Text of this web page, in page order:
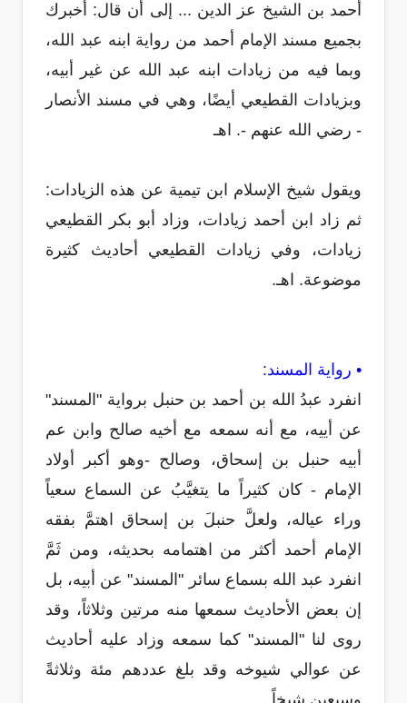
أحمد بن الشيخ عز الدين ... إلى أن قال: أخبرك
بجميع مسند الإمام أحمد من رواية ابنه عبد الله،
وبما فيه من زيادات ابنه عبد الله عن غير أبيه،
وبزيادات القطيعي أيضًا، وهي في مسند الأنصار
- رضي الله عنهم -. اهـ
ويقول شيخ الإسلام ابن تيمية عن هذه الزيادات:
ثم زاد ابن أحمد زيادات، وزاد أبو بكر القطيعي
زيادات، وفي زيادات القطيعي أحاديث كثيرة
موضوعة. اهـ.
• رواية المسند:
انفرد عبدُ الله بن أحمد بن حنبل برواية "المسند"
عن أييه، مع أنه سمعه مع أخيه صالح وابن عم
أبيه حنبل بن إسحاق، وصالح -وهو أكبر أولاد
الإمام - كان كثيراً ما يتغيَّبُ عن السماع سعياً
وراء عياله، ولعلَّ حنبلَ بن إسحاق اهتمَّ بفقه
الإمام أحمد أكثر من اهتمامه بحديثه، ومن ثَمَّ
انفرد عبد الله بسماع سائر "المسند" عن أبيه، بل
إن بعض الأحاديث سمعها منه مرتين وثلاثاً، وقد
روى لنا "المسند" كما سمعه وزاد عليه أحاديث
عن عوالي شيوخه وقد بلغ عددهم مئة وثلاثةً